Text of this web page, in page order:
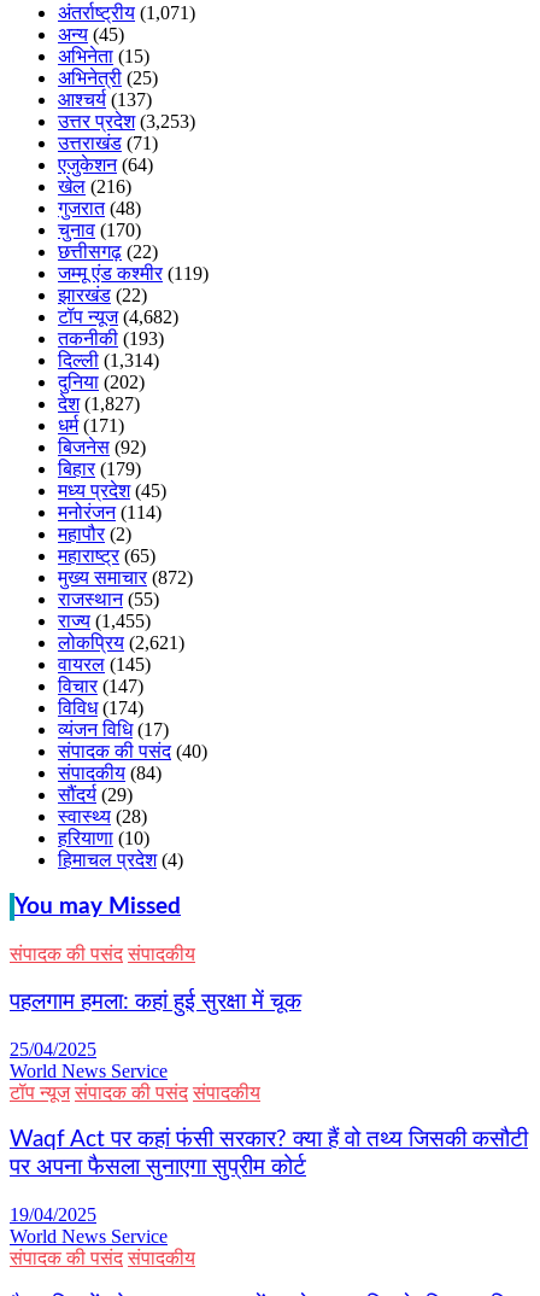
अंतर्राष्ट्रीय (1,071)
अन्य (45)
अभिनेता (15)
अभिनेत्री (25)
आश्चर्य (137)
उत्तर प्रदेश(3,253)
उत्तराखंड (71)
एजुकेशन(64)
खेल (216)
गुजरात(48)
चुनाव (170)
छत्तीसगढ़ (22)
जम्मू एंड कश्मीर(119)
झारखंड (22)
टॉप न्यूज(4,682)
तकनीकी (193)
दिल्ली (1,314)
दुनिया (202)
देश(1,827)
धर्म(171)
बिजनेस (92)
बिहार(179)
मध्य प्रदेश(45)
मनोरंजन(114)
महापौर(2)
महाराष्ट्र(65)
मुख्य समाचार(872)
राजस्थान(55)
राज्य (1,455)
लोकप्रिय (2,621)
वायरल (145)
विचार(147)
विविध(174)
व्यंजन विधि(17)
संपादक की पसंद(40)
संपादकीय (84)
सौंदर्य (29)
स्वास्थ्य (28)
हरियाणा (10)
हिमाचल प्रदेश(4)
You may Missed
संपादक की पसंद संपादकीय
पहलगाम हमला: कहां हुई सुरक्षा में चूक
25/04/2025
World News Service
टॉप न्यूज संपादक की पसंद संपादकीय
Waqf Act पर कहां फंसी सरकार? क्या हैं वो तथ्य जिसकी कसौटी
पर अपना फैसला सुनाएगा सुप्रीम कोर्ट
19/04/2025
World News Service
संपादक की पसंद संपादकीय